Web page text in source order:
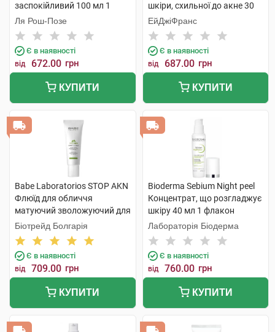
заспокійливий 100 мл 1
флакон
Ля Рош-Позе
Є в наявності
від 672.00 грн
КУПИТИ
шкіри, схильної до акне 30
мл 1 туба
ЕйДжіФранс
Є в наявності
від 687.00 грн
КУПИТИ
Babe Laboratorios STOP AKN
Флюїд для обличчя
матуючий зволожуючий для
жирної та проблемної шкіри
50 мл 1 туба
Біотрейд Болгарія
Є в наявності
від 709.00 грн
КУПИТИ
Bioderma Sebium Night peel
Концентрат, що розгладжує
шкіру 40 мл 1 флакон
Лабораторія Біодерма
Є в наявності
від 760.00 грн
КУПИТИ